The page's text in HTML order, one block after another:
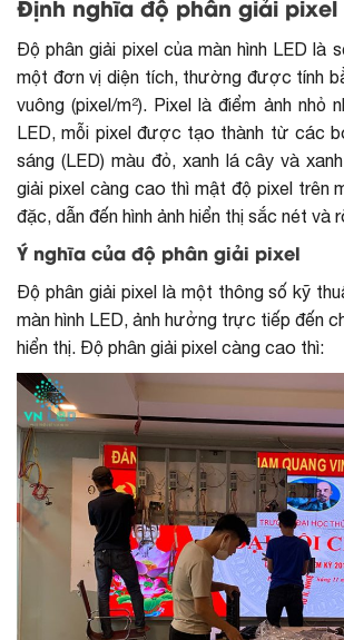
Định nghĩa độ phân giải pixel
Độ phân giải pixel của màn hình LED là
một đơn vị diện tích, thường được tính
vuông (pixel/m²). Pixel là điểm ảnh nhỏ
LED, mỗi pixel được tạo thành từ các
sáng (LED) màu đỏ, xanh lá cây và
giải pixel càng cao thì mật độ pixel trên
đặc, dẫn đến hình ảnh hiển thị sắc nét và
Ý nghĩa của độ phân giải pixel
Độ phân giải pixel là một thông số kỹ
màn hình LED, ảnh hưởng trực tiếp đến
hiển thị. Độ phân giải pixel càng cao thì: